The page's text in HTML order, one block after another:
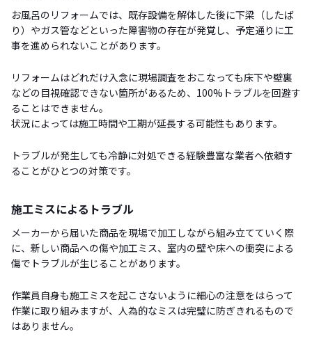
お風呂のリフォームでは、既存設備を解体した後に下梁（したば
り）やガス管などといった障害物の存在が発覚し、予定通りに工
事を進められないことがあります。
リフォームはどれだけ入念に現場調査をおこなっても床下や壁裏
などの目視確認できない箇所があるため、100%トラブルを回避す
ることはできません。
状況によっては施工時間や工期が延長する可能性もあります。
トラブルが発生しても冷静に対処できる経験豊富な業者へ依頼す
ることがひとつの対策です。
施工ミスによるトラブル
メーカーから届いた商品を現場で加工しながら組み立てていく際
に、新しい商品への傷や加工ミス、室内の壁や床への衝突による
傷でトラブルが生じることがあります。
作業員自身も施工ミスを起こさないように細心の注意をはらって
作業に取り組みますが、人為的なミスは完璧に防ぎきれるもので
はありません。